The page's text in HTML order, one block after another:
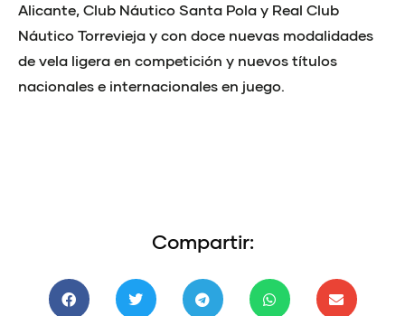
Alicante, Club Náutico Santa Pola y Real Club
Náutico Torrevieja y con doce nuevas modalidades
de vela ligera en competición y nuevos títulos
nacionales e internacionales en juego.
Compartir: